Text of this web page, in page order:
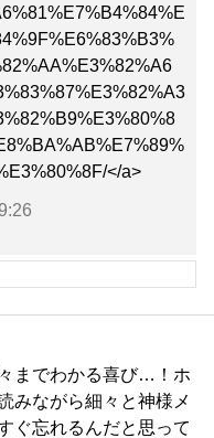
</a>
までわかる喜び…！ホ
みながら細々と神様メ
ぐ忘れるんだと思って